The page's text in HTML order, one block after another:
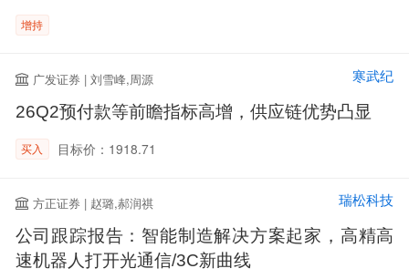
增持
广发证券 | 刘雪峰,周源 寒武纪
26Q2预付款等前瞻指标高增，供应链优势凸显
买入 目标价：1918.71
方正证券 | 赵璐,郝润祺 瑞松科技
公司跟踪报告：智能制造解决方案起家，高精高
速机器人打开光通信/3C新曲线